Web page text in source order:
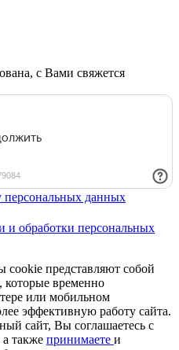
с Вами свяжется
персональных данных
и обработки персональных
представляют собой
временно
или мобильном
эффективную работу сайта.
сайт, Вы соглашаетесь с
также принимаете и